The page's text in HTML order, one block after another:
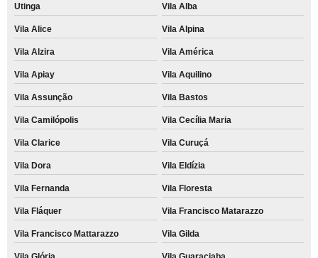
Utinga Vila Alba
Vila Alice Vila Alpina
Vila Alzira Vila América
Vila Apiay Vila Aquilino
Vila Assunção Vila Bastos
Vila Camilópolis Vila Cecília Maria
Vila Clarice Vila Curuçá
Vila Dora Vila Eldízia
Vila Fernanda Vila Floresta
Vila Fláquer Vila Francisco Matarazzo
Vila Francisco Mattarazzo Vila Gilda